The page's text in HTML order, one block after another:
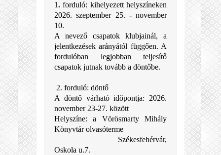
1.forduló: kihelyezett helyszíneken
2026. szeptember 25. - november
10.
A nevező csapatok klubjainál, a
jelentkezések arányától függően. A
fordulóban legjobban teljesítő
csapatok jutnak tovább a döntőbe.
2. forduló: döntő
A döntő várható időpontja: 2026.
november 23-27. között
Helyszíne:a Vörösmarty Mihály
Könyvtár olvasóterme
Székesfehérvár,
Oskola u.7.